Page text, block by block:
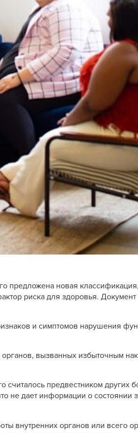
предложена новая
риска для здоровья. Документ
и симптомов нарушения
вызванных избыточным
предвестником других
не дает информации о состоянии
внутренних органов или всего